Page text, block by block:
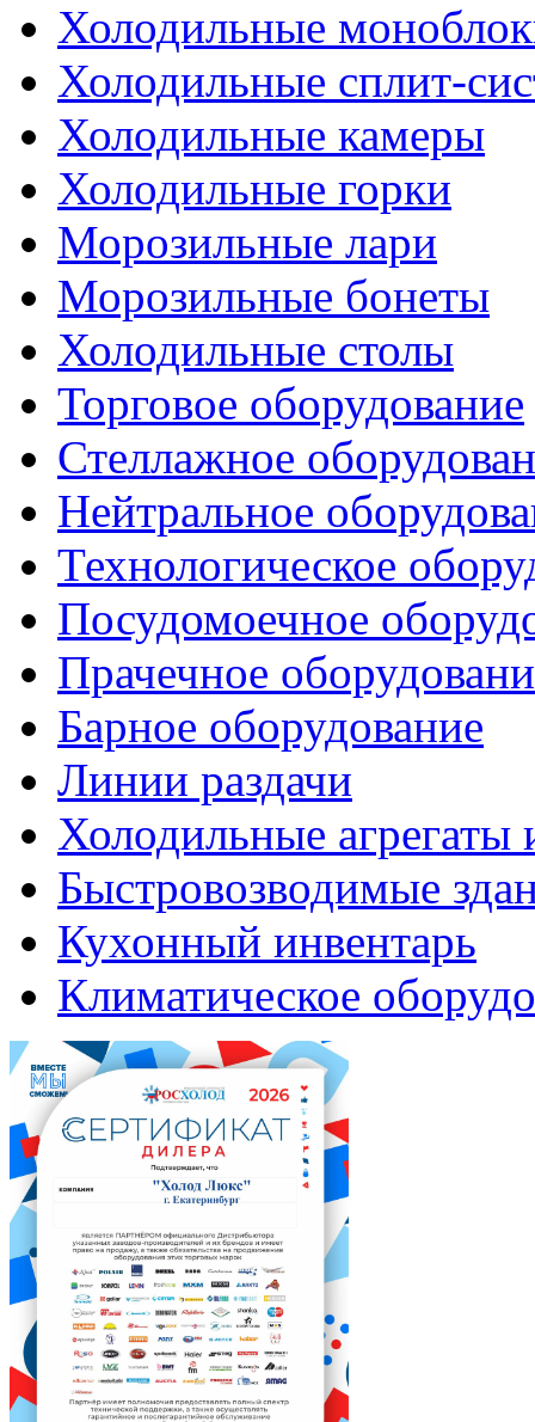
Холодильные
Холодильные сплит-
Холодильные камеры
Холодильные горки
Морозильные лари
Морозильные бонеты
Холодильные столы
Торговое оборудование
Стеллажное
Нейтральное
Технологическое
Посудомоечное
Прачечное
Барное оборудование
Линии раздачи
Холодильные агрегаты
Быстровозводимые
Кухонный инвентарь
Климатическое